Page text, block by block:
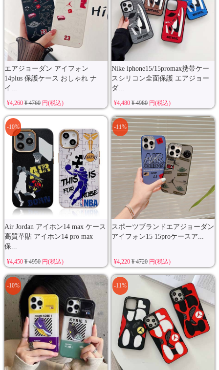
エアジョーダン アイフォン
14plus 保護ケース おしゃれ ナ
イ...
¥4,260 ¥ 4760円(税込)
Nike iphone15/15promax携帯ケー
スシリコン全面保護 エアジョー
ダ...
¥4,480¥ 4980円(税込)
Air Jordan アイホン14 max ケース
高質革貼 アイホン14 pro max
保...
-10%
¥4,450 ¥ 4950円(税込)
スポーツブランドエアジョーダン
アイフォン15 15proケースア...
-11%
¥4,220¥ 4720円(税込)
-10% -11%